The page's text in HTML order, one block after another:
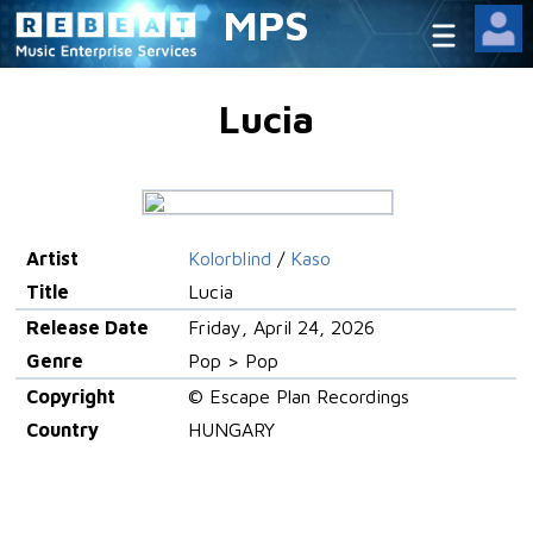
MPS
Lucia
Artist Kolorblind / Kaso
Title
Lucia
Release Date
Friday, April 24, 2026
Genre
Pop > Pop
Copyright
© Escape Plan Recordings
Country
HUNGARY